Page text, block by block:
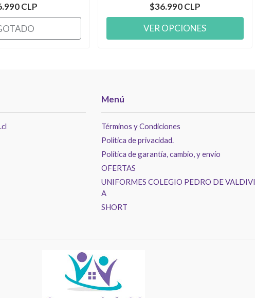
CLP
$36.990 CLP
VER OPCIONES
Menú
Términos y Condiciones
Politica de privacidad.
Política de garantía, cambio, y envío
OFERTAS
UNIFORMES COLEGIO PEDRO DE VALDIVI
A
SHORT